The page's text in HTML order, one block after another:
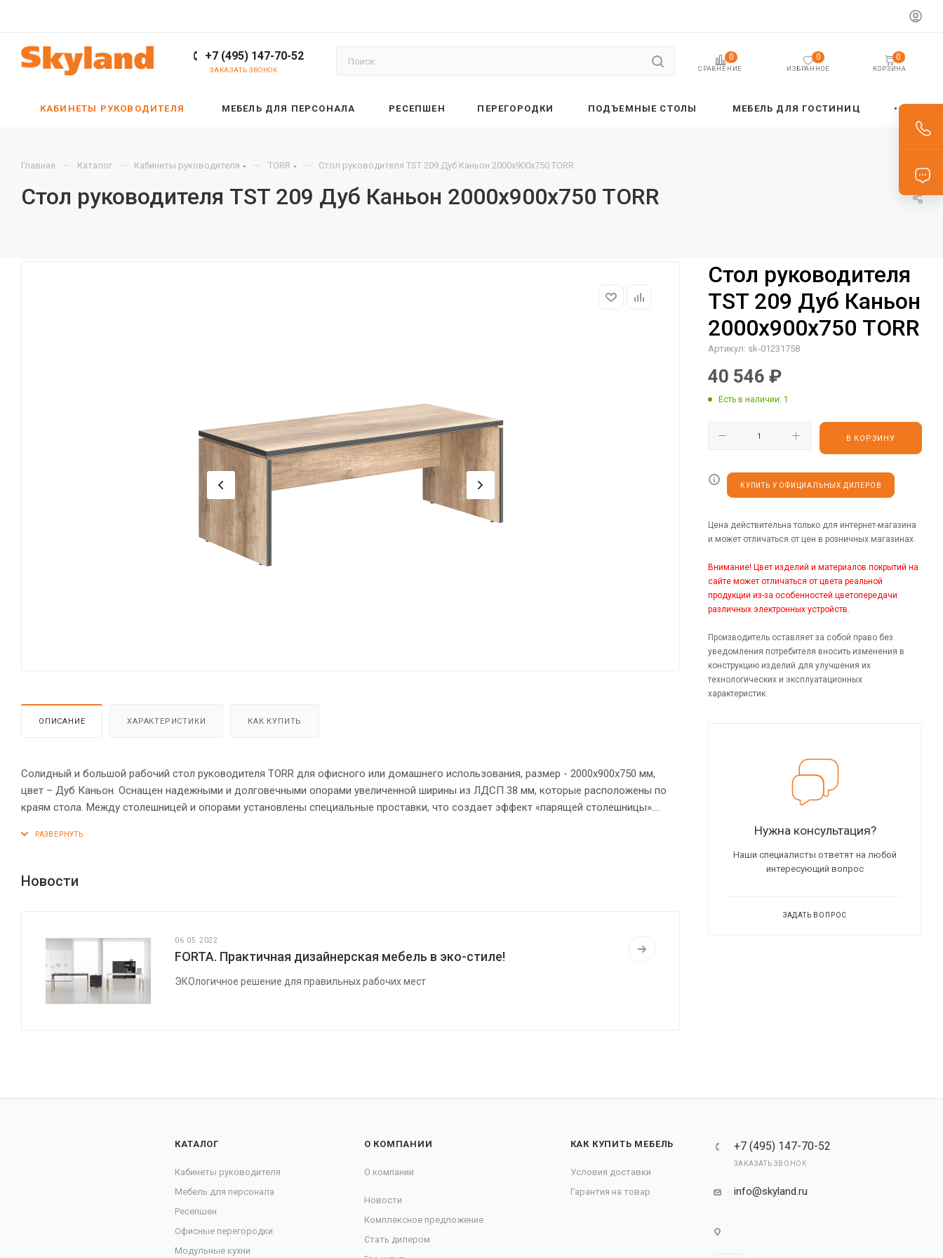
+7 (495) 147-70-52
ЗАКАЗАТЬ ЗВОНОК СРАВНЕНИЕ
0
ИЗБРАННОЕ
0
КОРЗИНА
0
КАБИНЕТЫ РУКОВОДИТЕЛЯ МЕБЕЛЬ ДЛЯ ПЕРСОНАЛА РЕСЕПШЕН ПЕРЕГОРОДКИ ПОДЪЕМНЫЕ СТОЛЫ МЕБЕЛЬ ДЛЯ ГОСТИНИЦ
Главная — Каталог — Кабинеты руководителя — TORR — Стол руководителя TST 209 Дуб Каньон 2000х900х750 TORR
Стол руководителя TST 209 Дуб Каньон 2000х900х750 TORR
ОПИСАНИЕ ХАРАКТЕРИСТИКИ КАК КУПИТЬ
Солидный и большой рабочий стол руководителя TORR для офисного или домашнего использования, размер - 2000х900х750 мм,
цвет – Дуб Каньон. Оснащен надежными и долговечными опорами увеличенной ширины из ЛДСП 38 мм, которые расположены по
краям стола. Между столешницей и опорами установлены специальные проставки, что создает эффект «парящей столешницы».
кромкой 2 мм с декоративными полосками внутри кромки, что придает ей 3D эффект. Торцы дополнительных элементов надежно
Регулируемые по высоте опоры обеспечат столу устойчивость на неровном полу.
Новости
06.05.2022
FORTA. Практичная дизайнерская мебель в эко-стиле!
ЭКОлогичное решение для правильных рабочих мест
Стол руководителя
TST 209 Дуб Каньон
2000х900х750 TORR
Артикул: sk-01231758
40 546 ₽
Есть в наличии: 1
В КОРЗИНУ
КУПИТЬ У ОФИЦИАЛЬНЫХ ДИЛЕРОВ
Цена действительна только для интернет-магазина
и может отличаться от цен в розничных магазинах.
Внимание! Цвет изделий и материалов покрытий на
сайте может отличаться от цвета реальной
продукции из-за особенностей цветопередачи
различных электронных устройств.
Производитель оставляет за собой право без
уведомления потребителя вносить изменения в
конструкцию изделий для улучшения их
технологических и эксплуатационных
характеристик.
Нужна консультация?
Наши специалисты ответят на любой
интересующий вопрос
ЗАДАТЬ ВОПРОС
КАТАЛОГ
Кабинеты руководителя
Мебель для персонала
Ресепшен
Офисные перегородки
Модульные кухни
О КОМПАНИИ
О компании
Новости
Комплексное предложение
Стать дилером
КАК КУПИТЬ МЕБЕЛЬ
Условия доставки
Гарантия на товар
+7 (495) 147-70-52
ЗАКАЗАТЬ ЗВОНОК
info@skyland.ru